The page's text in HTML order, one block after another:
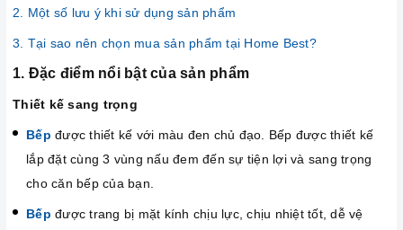
2. Một số lưu ý khi sử dụng sản phẩm
3. Tại sao nên chọn mua sản phẩm tại Home Best?
1. Đặc điểm nổi bật của sản phẩm
Thiết kế sang trọng
Bếp được thiết kế với màu đen chủ đạo. Bếp được thiết kế
lắp đặt cùng 3 vùng nấu đem đến sự tiện lợi và sang trọng
cho căn bếp của bạn.
Bếp được trang bị mặt kính chịu lực, chịu nhiệt tốt, dễ vệ